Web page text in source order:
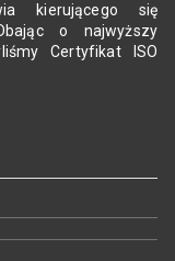
kierującego się
o najwyższy
Certyfikat ISO